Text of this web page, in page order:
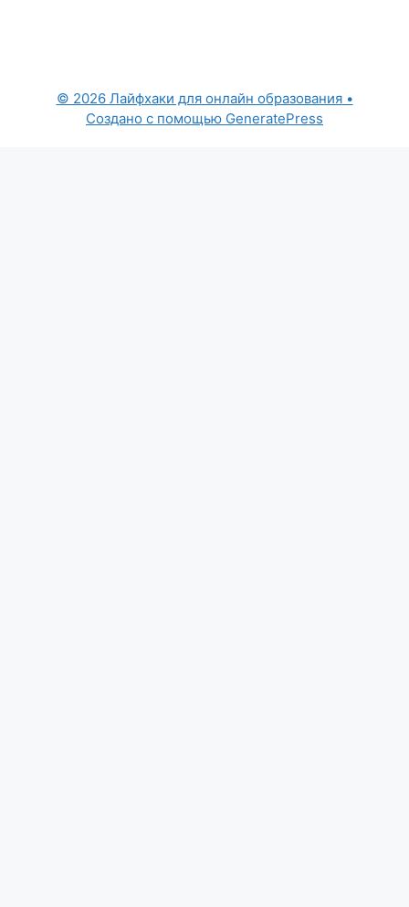
© 2026 Лайфхаки для онлайн образования•
Создано с помощью GeneratePress